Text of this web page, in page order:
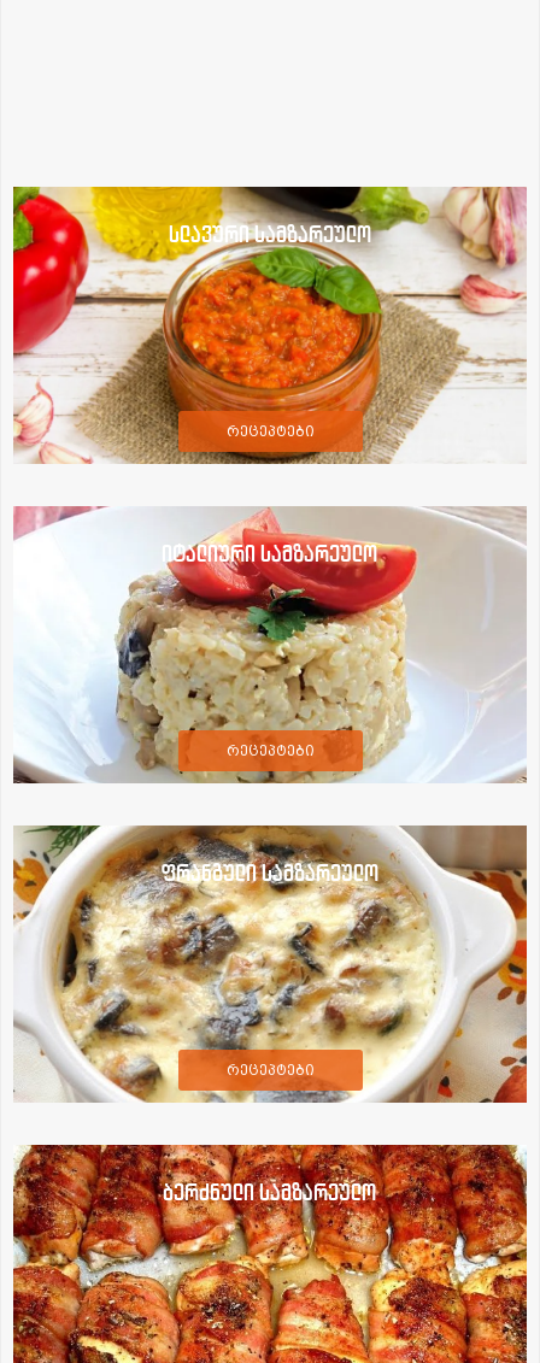
სლავური სამზარეულო
რეცეპტები
იტალიური სამზარეულო
რეცეპტები
ფრანგული სამზარეულო
რეცეპტები
ბერძნული სამზარეულო